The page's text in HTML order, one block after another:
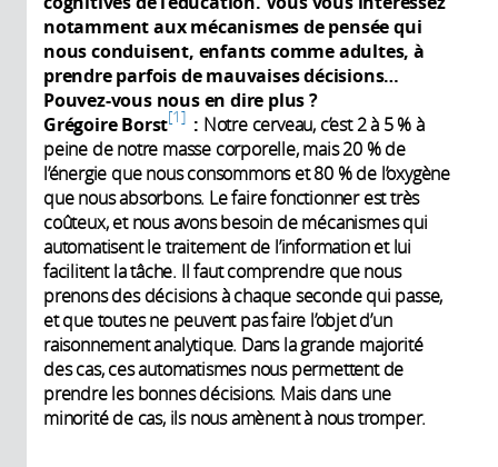
notamment aux mécanismes de pensée qui
nous conduisent, enfants comme adultes, à
prendre parfois de mauvaises décisions…
Pouvez-vous nous en dire plus ?
Grégoire Borst 1 : Notre cerveau, c’est 2 à 5 % à
peine de notre masse corporelle, mais 20 % de
l’énergie que nous consommons et 80 % de l’oxygène
que nous absorbons. Le faire fonctionner est très
coûteux, et nous avons besoin de mécanismes qui
automatisent le traitement de l’information et lui
facilitent la tâche. Il faut comprendre que nous
prenons des décisions à chaque seconde qui passe,
et que toutes ne peuvent pas faire l’objet d’un
raisonnement analytique. Dans la grande majorité
des cas, ces automatismes nous permettent de
prendre les bonnes décisions. Mais dans une
minorité de cas, ils nous amènent à nous tromper.